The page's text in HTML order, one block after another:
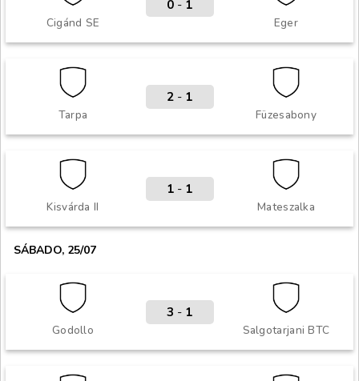
Cigánd SE Eger
0 - 1
Tarpa Füzesabony
2 - 1
Kisvárda II Mateszalka
1 - 1
SÁBADO, 25/07
Godollo Salgotarjani BTC
3 - 1